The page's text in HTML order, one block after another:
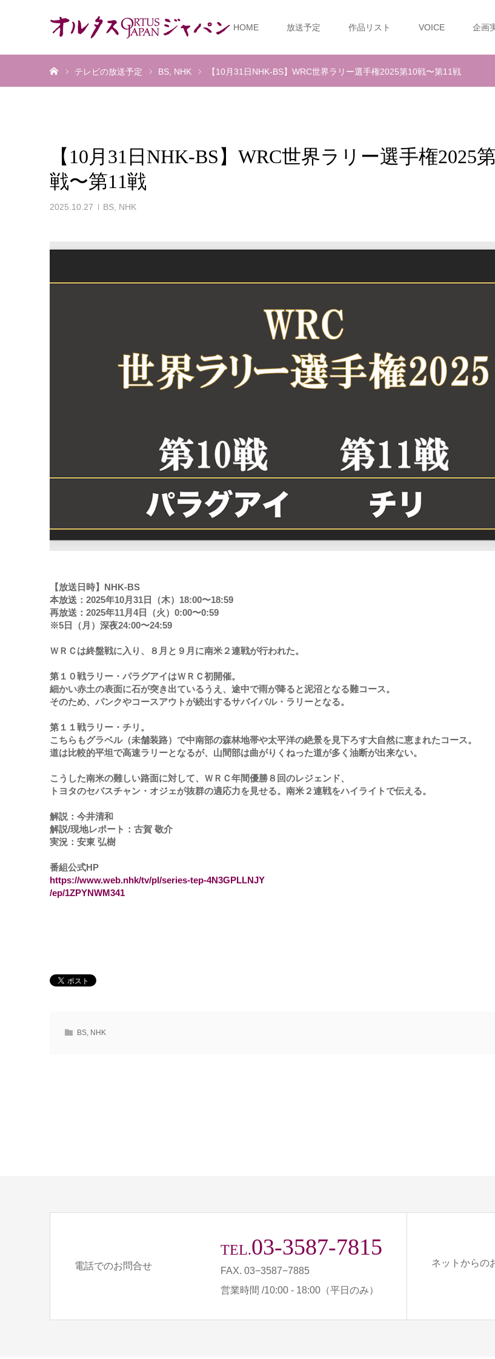
HOME 放送予定 作品リスト VOICE 企画
テレビの放送予定 BS NHK 【10月31日NHK-BS】WRC世界ラリー選手権2025第10戦〜第11戦
【10月31日NHK-BS】WRC世界ラリー選手権2025
戦〜第11戦
2025.10.27 BS NHK
【放送日時】NHK-BS
本放送：2025年10月31日（木）18:00〜18:59
再放送：2025年11月4日（火）0:00〜0:59
※5日（月）深夜24:00〜24:59
ＷＲＣは終盤戦に入り、８月と９月に南米２連戦が行われた。
第１０戦ラリー・パラグアイはＷＲＣ初開催。
細かい赤土の表面に石が突き出ているうえ、途中で雨が降ると泥沼となる難コース。
そのため、パンクやコースアウトが続出するサバイバル・ラリーとなる。
第１１戦ラリー・チリ。
こちらもグラベル（未舗装路）で中南部の森林地帯や太平洋の絶景を見下ろす大自然に恵まれたコース。
道は比較的平坦で高速ラリーとなるが、山間部は曲がりくねった道が多く油断が出来ない。
こうした南米の難しい路面に対して、ＷＲＣ年間優勝８回のレジェンド、
トヨタのセバスチャン・オジェが抜群の適応力を見せる。南米２連戦をハイライトで伝える。
解説：今井清和
解説/現地レポート： 古賀 敬介
実況： 安東 弘樹
番組公式HP
https://www.web.nhk/tv/pl/series-tep-4N3GPLLNJY
/ep/1ZPYNWM341
BS NHK
電話でのお問合せ
TEL.03-3587-7815
FAX. 03−3587−7885
営業時間 /10:00 - 18:00（平日のみ）
ネットからの